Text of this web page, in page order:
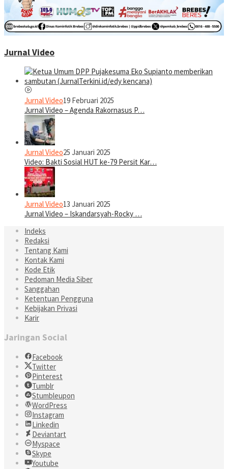
Jurnal Video
Jurnal Video19 Februari 2025
Jurnal Video – Agenda Rakornasus P…
Jurnal Video25 Januari 2025
Video: Bakti Sosial HUT ke-79 Persit Kar…
Jurnal Video13 Januari 2025
Jurnal Video – Iskandarsyah-Rocky …
Indeks
Redaksi
Tentang Kami
Kontak Kami
Kode Etik
Pedoman Media Siber
Sanggahan
Ketentuan Pengguna
Kebijakan Privasi
Karir
Jaringan Social
Facebook
Twitter
Pinterest
Tumblr
Stumbleupon
WordPress
Instagram
Linkedin
Deviantart
Myspace
Skype
Youtube